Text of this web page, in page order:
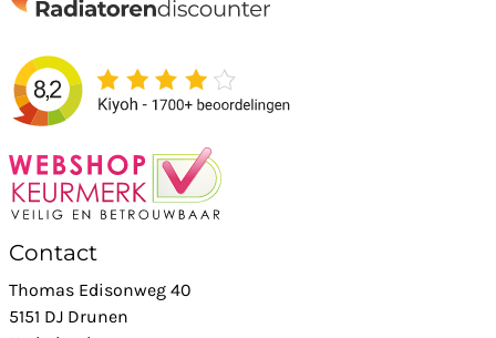
Contact
Thomas Edisonweg 40
5151 DJ Drunen